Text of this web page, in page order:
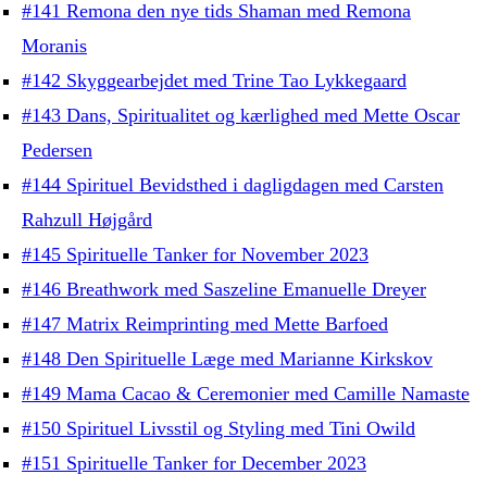
#141 Remona den nye tids Shaman med Remona
Moranis
#142 Skyggearbejdet med Trine Tao Lykkegaard
#143 Dans, Spiritualitet og kærlighed med Mette Oscar
Pedersen
#144 Spirituel Bevidsthed i dagligdagen med Carsten
Rahzull Højgård
#145 Spirituelle Tanker for November 2023
#146 Breathwork med Saszeline Emanuelle Dreyer
#147 Matrix Reimprinting med Mette Barfoed
#148 Den Spirituelle Læge med Marianne Kirkskov
#149 Mama Cacao & Ceremonier med Camille Namaste
#150 Spirituel Livsstil og Styling med Tini Owild
#151 Spirituelle Tanker for December 2023